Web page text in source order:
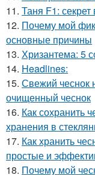
11. Таня F1:
12. Почему мой
основные причины
13. Хризантема: 5
14. Headlines:
15. Свежий чеснок
очищенный чеснок
16. Как сохранить
хранения в
17. Как хранить
простые и
18. Почему мой